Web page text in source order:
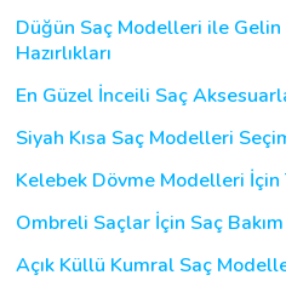
Düğün Saç Modelleri ile Gelin
Hazırlıkları
En Güzel İnceili Saç
Siyah Kısa Saç Modelleri
Kelebek Dövme Modelleri İçin
Ombreli Saçlar İçin Saç
Açık Küllü Kumral Saç